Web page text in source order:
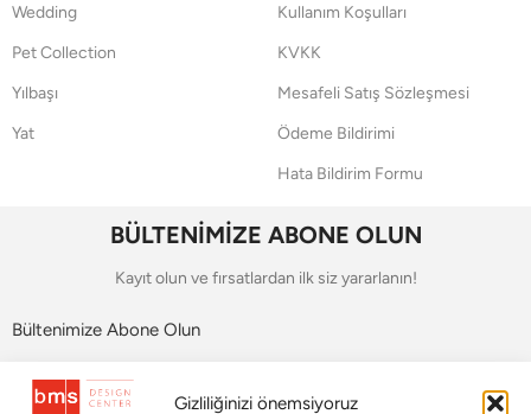
Gizliliğinizi önemsiyoruz
Wedding
Pet Collection
Yılbaşı
Yat
Kullanım Koşulları
KVKK
Mesafeli Satış Sözleşmesi
Ödeme Bildirimi
Hata Bildirim Formu
BÜLTENİMİZE ABONE OLUN
Kayıt olun ve fırsatlardan ilk siz yararlanın!
Bültenimize Abone Olun